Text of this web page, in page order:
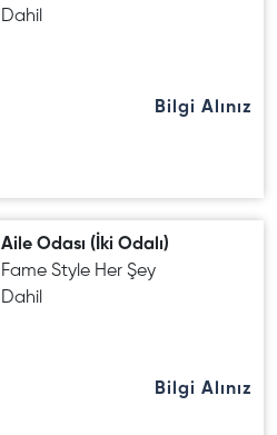
Dahil
Bilgi Alınız
Aile Odası (İki Odalı)
Fame Style Her Şey
Dahil
Bilgi Alınız